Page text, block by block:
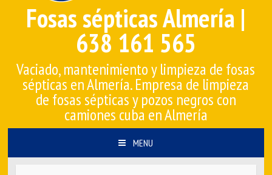
Fosas sépticas Almería |
638 161 565
Vaciado, mantenimiento y limpieza de fosas
sépticas en Almería. Empresa de limpieza
de fosas sépticas y pozos negros con
camiones cuba en Almería
MENU